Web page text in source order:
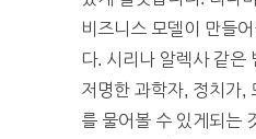
비즈니스 모델이 만들
다. 시리나 알렉사 같은
저명한 과학자, 정치가,
를 물어볼 수 있게되는